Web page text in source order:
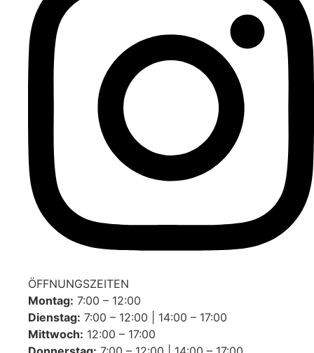
ÖFFNUNGSZEITEN
Montag: 7:00 – 12:00
Dienstag: 7:00 – 12:00 | 14:00 – 17:00
Mittwoch: 12:00 – 17:00